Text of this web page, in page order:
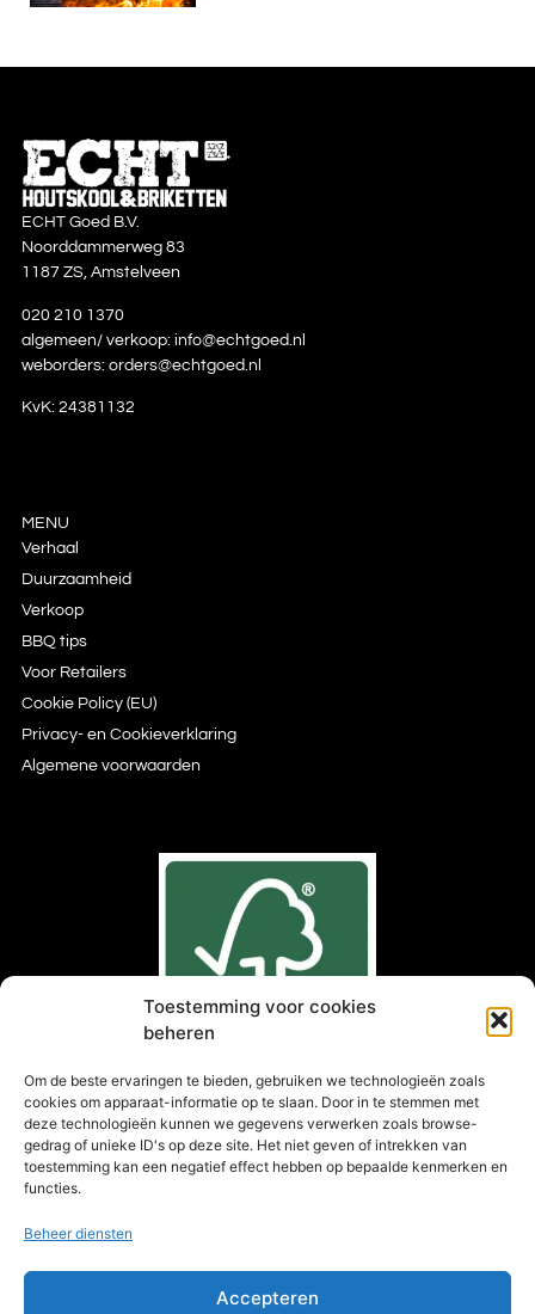
Toestemming voor cookies
beheren
Om de beste ervaringen te bieden, gebruiken we technologieën zoals
cookies om apparaat-informatie op te slaan. Door in te stemmen met
deze technologieën kunnen we gegevens verwerken zoals browse-
gedrag of unieke ID's op deze site. Het niet geven of intrekken van
toestemming kan een negatief effect hebben op bepaalde kenmerken en
functies.
Beheer diensten
Accepteren
ECHT Goed B.V.
Noorddammerweg 83
1187 ZS, Amstelveen
020 210 1370
algemeen/ verkoop: info@echtgoed.nl
weborders: orders@echtgoed.nl
KvK: 24381132
MENU
Verhaal
Duurzaamheid
Verkoop
BBQ tips
Voor Retailers
Cookie Policy (EU)
Privacy- en Cookieverklaring
Algemene voorwaarden
Kies FSC®gecertificeerd hout